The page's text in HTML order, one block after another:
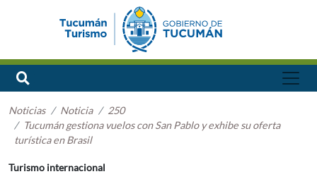
Noticias Noticia
250
Tucumán gestiona vuelos con San Pablo y exhibe su oferta
turística en Brasil
Turismo internacional